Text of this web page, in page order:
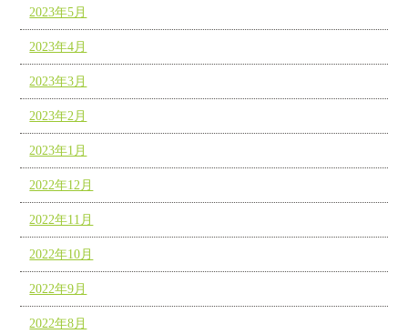
2023年5月
2023年4月
2023年3月
2023年2月
2023年1月
2022年12月
2022年11月
2022年10月
2022年9月
2022年8月